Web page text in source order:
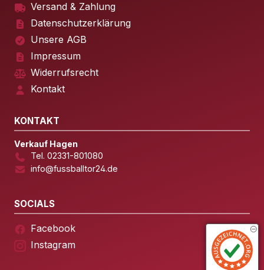
Versand & Zahlung
Datenschutzerklärung
Unsere AGB
Impressum
Widerrufsrecht
Kontakt
KONTAKT
Verkauf Hagen
Tel. 02331-801080
info@fussballtor24.de
SOCIALS
Facebook
Instagram